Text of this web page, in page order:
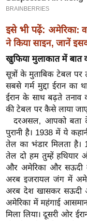
मि
ल
बे
मि
सा
ल
श
ख्सि
य
त
यं
ग
इं
डि
या
इसे भी पढ़ें: अमेरिका:
ने किया साइन, जानें
खुफिया मुलाकात में बात
सूत्रों के मुताबिक टेबल
सबसे गर्म मुद्दा ईरान का
ईरान के साथ बढ़ते
की टेबल पर कैसे लाया
दरअसल, आपको बता
पुरानी है। 1938 में ये
तेल का भंडार मिलता
तेल दो हम तुम्हें
और अमेरिका और सऊदी
अरब इजरायल जंग में
अरब देश खासकर सऊदी
अमेरिका में महंगाई
मिला लिया। दूसरी ओर